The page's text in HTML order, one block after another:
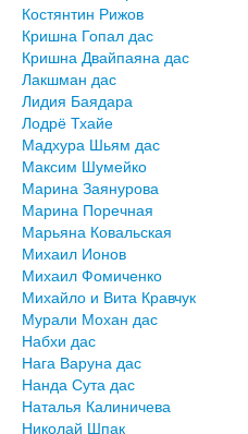
Костянтин Рижов
Кришна Гопал дас
Кришна Двайпаяна дас
Лакшман дас
Лидия Баядара
Лодрё Тхайе
Мадхура Шьям дас
Максим Шумейко
Марина Заянурова
Марина Поречная
Марьяна Ковальская
Михаил Ионов
Михаил Фомиченко
Михайло и Вита Кравчук
Мурали Мохан дас
Набхи дас
Нага Варуна дас
Нанда Сута дас
Наталья Калиничева
Николай Шпак